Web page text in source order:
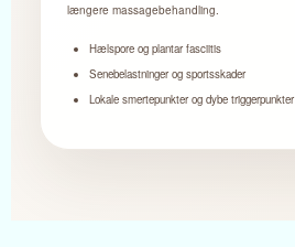
længere massagebehandling.
Hælspore og plantar fasciitis
Senebelastninger og sportsskader
Lokale smertepunkter og dybe triggerpunkter